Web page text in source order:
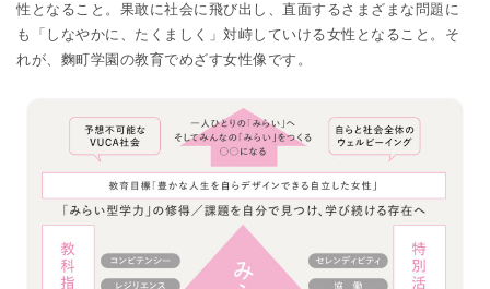
性となること。果敢に社会に飛び出し、直面するさまざまな問題に
も「しなやかに、たくましく」対峙していける女性となること。そ
れが、麴町学園の教育でめざす女性像です。